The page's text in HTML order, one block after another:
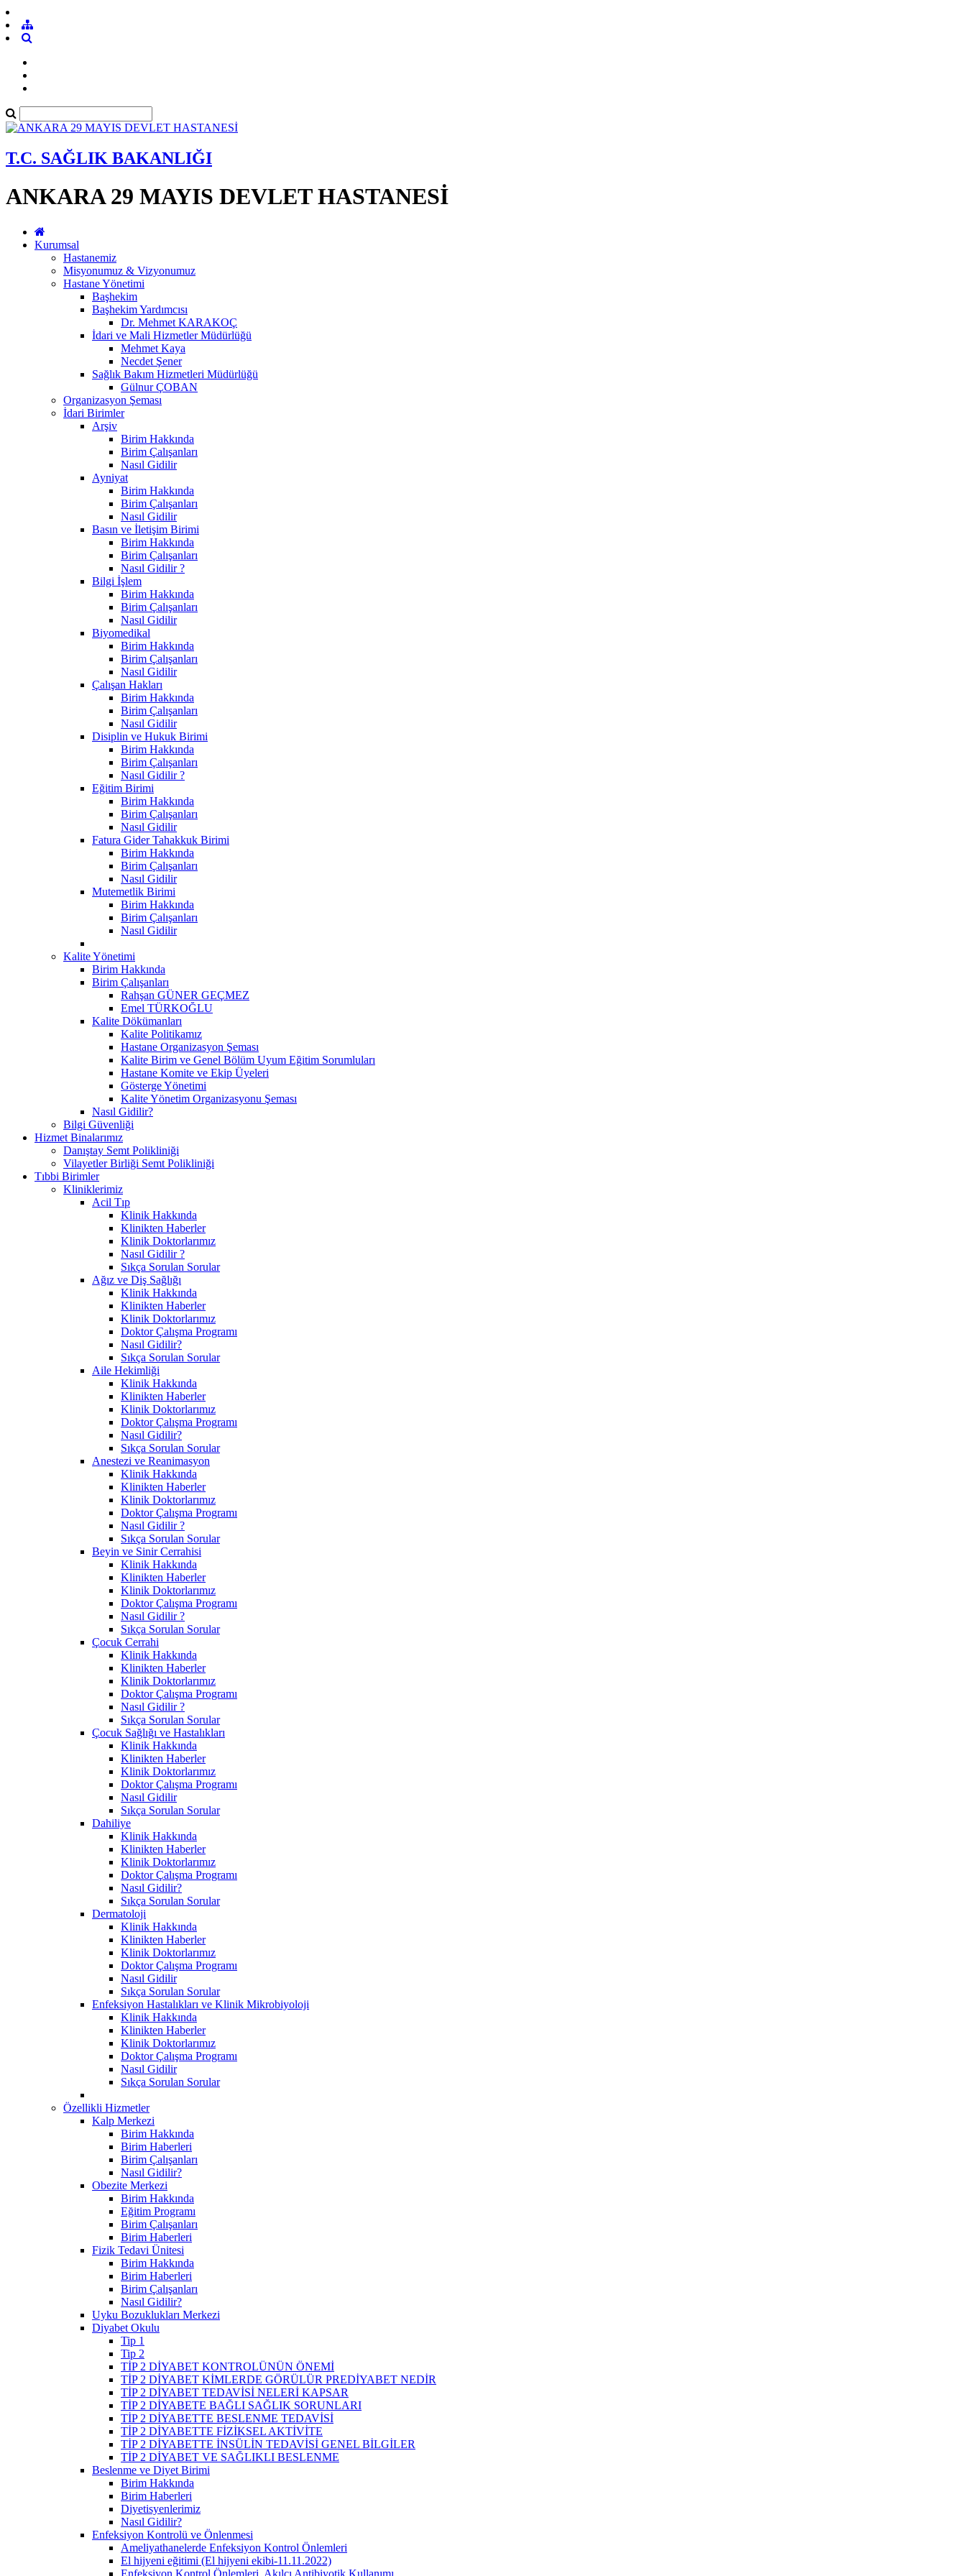
T.C. SAĞLIK BAKANLIĞI
ANKARA 29 MAYIS DEVLET HASTANESİ
Kurumsal
Hastanemiz
Misyonumuz & Vizyonumuz
Hastane Yönetimi
Başhekim
Başhekim Yardımcısı
Dr. Mehmet KARAKOÇ
İdari ve Mali Hizmetler Müdürlüğü
Mehmet Kaya
Necdet Şener
Sağlık Bakım Hizmetleri Müdürlüğü
Gülnur ÇOBAN
Organizasyon Şeması
İdari Birimler
Arşiv
Birim Hakkında
Birim Çalışanları
Nasıl Gidilir
Ayniyat
Birim Hakkında
Birim Çalışanları
Nasıl Gidilir
Basın ve İletişim Birimi
Birim Hakkında
Birim Çalışanları
Nasıl Gidilir ?
Bilgi İşlem
Birim Hakkında
Birim Çalışanları
Nasıl Gidilir
Biyomedikal
Birim Hakkında
Birim Çalışanları
Nasıl Gidilir
Çalışan Hakları
Birim Hakkında
Birim Çalışanları
Nasıl Gidilir
Disiplin ve Hukuk Birimi
Birim Hakkında
Birim Çalışanları
Nasıl Gidilir ?
Eğitim Birimi
Birim Hakkında
Birim Çalışanları
Nasıl Gidilir
Fatura Gider Tahakkuk Birimi
Birim Hakkında
Birim Çalışanları
Nasıl Gidilir
Mutemetlik Birimi
Birim Hakkında
Birim Çalışanları
Nasıl Gidilir
Kalite Yönetimi
Birim Hakkında
Birim Çalışanları
Rahşan GÜNER GEÇMEZ
Emel TÜRKOĞLU
Kalite Dökümanları
Kalite Politikamız
Hastane Organizasyon Şeması
Kalite Birim ve Genel Bölüm Uyum Eğitim Sorumluları
Hastane Komite ve Ekip Üyeleri
Gösterge Yönetimi
Kalite Yönetim Organizasyonu Şeması
Nasıl Gidilir?
Bilgi Güvenliği
Hizmet Binalarımız
Danıştay Semt Polikliniği
Vilayetler Birliği Semt Polikliniği
Tıbbi Birimler
Kliniklerimiz
Acil Tıp
Klinik Hakkında
Klinikten Haberler
Klinik Doktorlarımız
Nasıl Gidilir ?
Sıkça Sorulan Sorular
Ağız ve Diş Sağlığı
Klinik Hakkında
Klinikten Haberler
Klinik Doktorlarımız
Doktor Çalışma Programı
Nasıl Gidilir?
Sıkça Sorulan Sorular
Aile Hekimliği
Klinik Hakkında
Klinikten Haberler
Klinik Doktorlarımız
Doktor Çalışma Programı
Nasıl Gidilir?
Sıkça Sorulan Sorular
Anestezi ve Reanimasyon
Klinik Hakkında
Klinikten Haberler
Klinik Doktorlarımız
Doktor Çalışma Programı
Nasıl Gidilir ?
Sıkça Sorulan Sorular
Beyin ve Sinir Cerrahisi
Klinik Hakkında
Klinikten Haberler
Klinik Doktorlarımız
Doktor Çalışma Programı
Nasıl Gidilir ?
Sıkça Sorulan Sorular
Çocuk Cerrahi
Klinik Hakkında
Klinikten Haberler
Klinik Doktorlarımız
Doktor Çalışma Programı
Nasıl Gidilir ?
Sıkça Sorulan Sorular
Çocuk Sağlığı ve Hastalıkları
Klinik Hakkında
Klinikten Haberler
Klinik Doktorlarımız
Doktor Çalışma Programı
Nasıl Gidilir
Sıkça Sorulan Sorular
Dahiliye
Klinik Hakkında
Klinikten Haberler
Klinik Doktorlarımız
Doktor Çalışma Programı
Nasıl Gidilir?
Sıkça Sorulan Sorular
Dermatoloji
Klinik Hakkında
Klinikten Haberler
Klinik Doktorlarımız
Doktor Çalışma Programı
Nasıl Gidilir
Sıkça Sorulan Sorular
Enfeksiyon Hastalıkları ve Klinik Mikrobiyoloji
Klinik Hakkında
Klinikten Haberler
Klinik Doktorlarımız
Doktor Çalışma Programı
Nasıl Gidilir
Sıkça Sorulan Sorular
Özellikli Hizmetler
Kalp Merkezi
Birim Hakkında
Birim Haberleri
Birim Çalışanları
Nasıl Gidilir?
Obezite Merkezi
Birim Hakkında
Eğitim Programı
Birim Çalışanları
Birim Haberleri
Fizik Tedavi Ünitesi
Birim Hakkında
Birim Haberleri
Birim Çalışanları
Nasıl Gidilir?
Uyku Bozuklukları Merkezi
Diyabet Okulu
Tip 1
Tip 2
TİP 2 DİYABET KONTROLÜNÜN ÖNEMİ
TİP 2 DİYABET KİMLERDE GÖRÜLÜR PREDİYABET NEDİR
TİP 2 DİYABET TEDAVİSİ NELERİ KAPSAR
TİP 2 DİYABETE BAĞLI SAĞLIK SORUNLARI
TİP 2 DİYABETTE BESLENME TEDAVİSİ
TİP 2 DİYABETTE FİZİKSEL AKTİVİTE
TİP 2 DİYABETTE İNSÜLİN TEDAVİSİ GENEL BİLGİLER
TİP 2 DİYABET VE SAĞLIKLI BESLENME
Beslenme ve Diyet Birimi
Birim Hakkında
Birim Haberleri
Diyetisyenlerimiz
Nasıl Gidilir?
Enfeksiyon Kontrolü ve Önlenmesi
Ameliyathanelerde Enfeksiyon Kontrol Önlemleri
El hijyeni eğitimi (El hijyeni ekibi-11.11.2022)
Enfeksiyon Kontrol Önlemleri, Akılcı Antibiyotik Kullanımı